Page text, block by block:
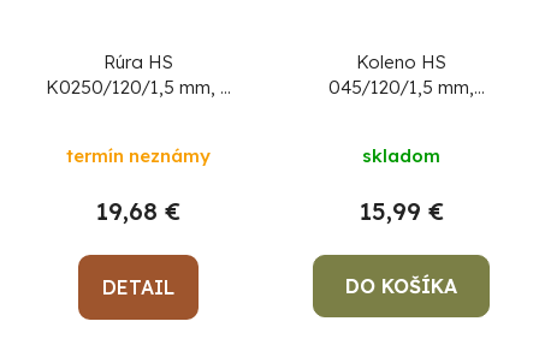
Rúra HS
K0250/120/1,5 mm, s
hrubostenná dymová
termín neznámy
19,68 €
DETAIL
Koleno HS
045/120/1,5 mm,
spájanie rúr dymovodu
skladom
15,99 €
DO KOŠÍKA